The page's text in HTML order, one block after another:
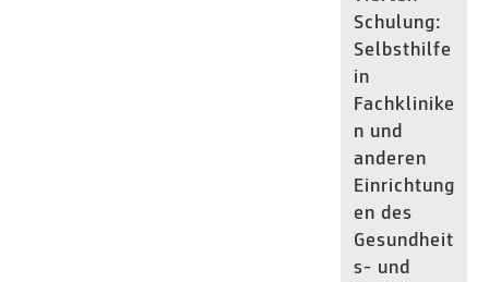
Schulung:
Selbsthilfe
in
Fachklinike
n und
anderen
Einrichtung
en des
Gesundheit
s- und